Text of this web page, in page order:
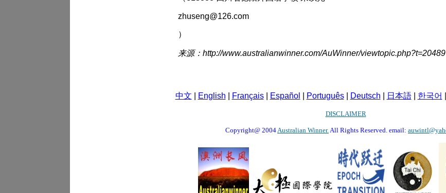
zhuseng@126.com
）
来源：http://www.australianwinner.com/AuWinner/viewtopic.php?t=20489